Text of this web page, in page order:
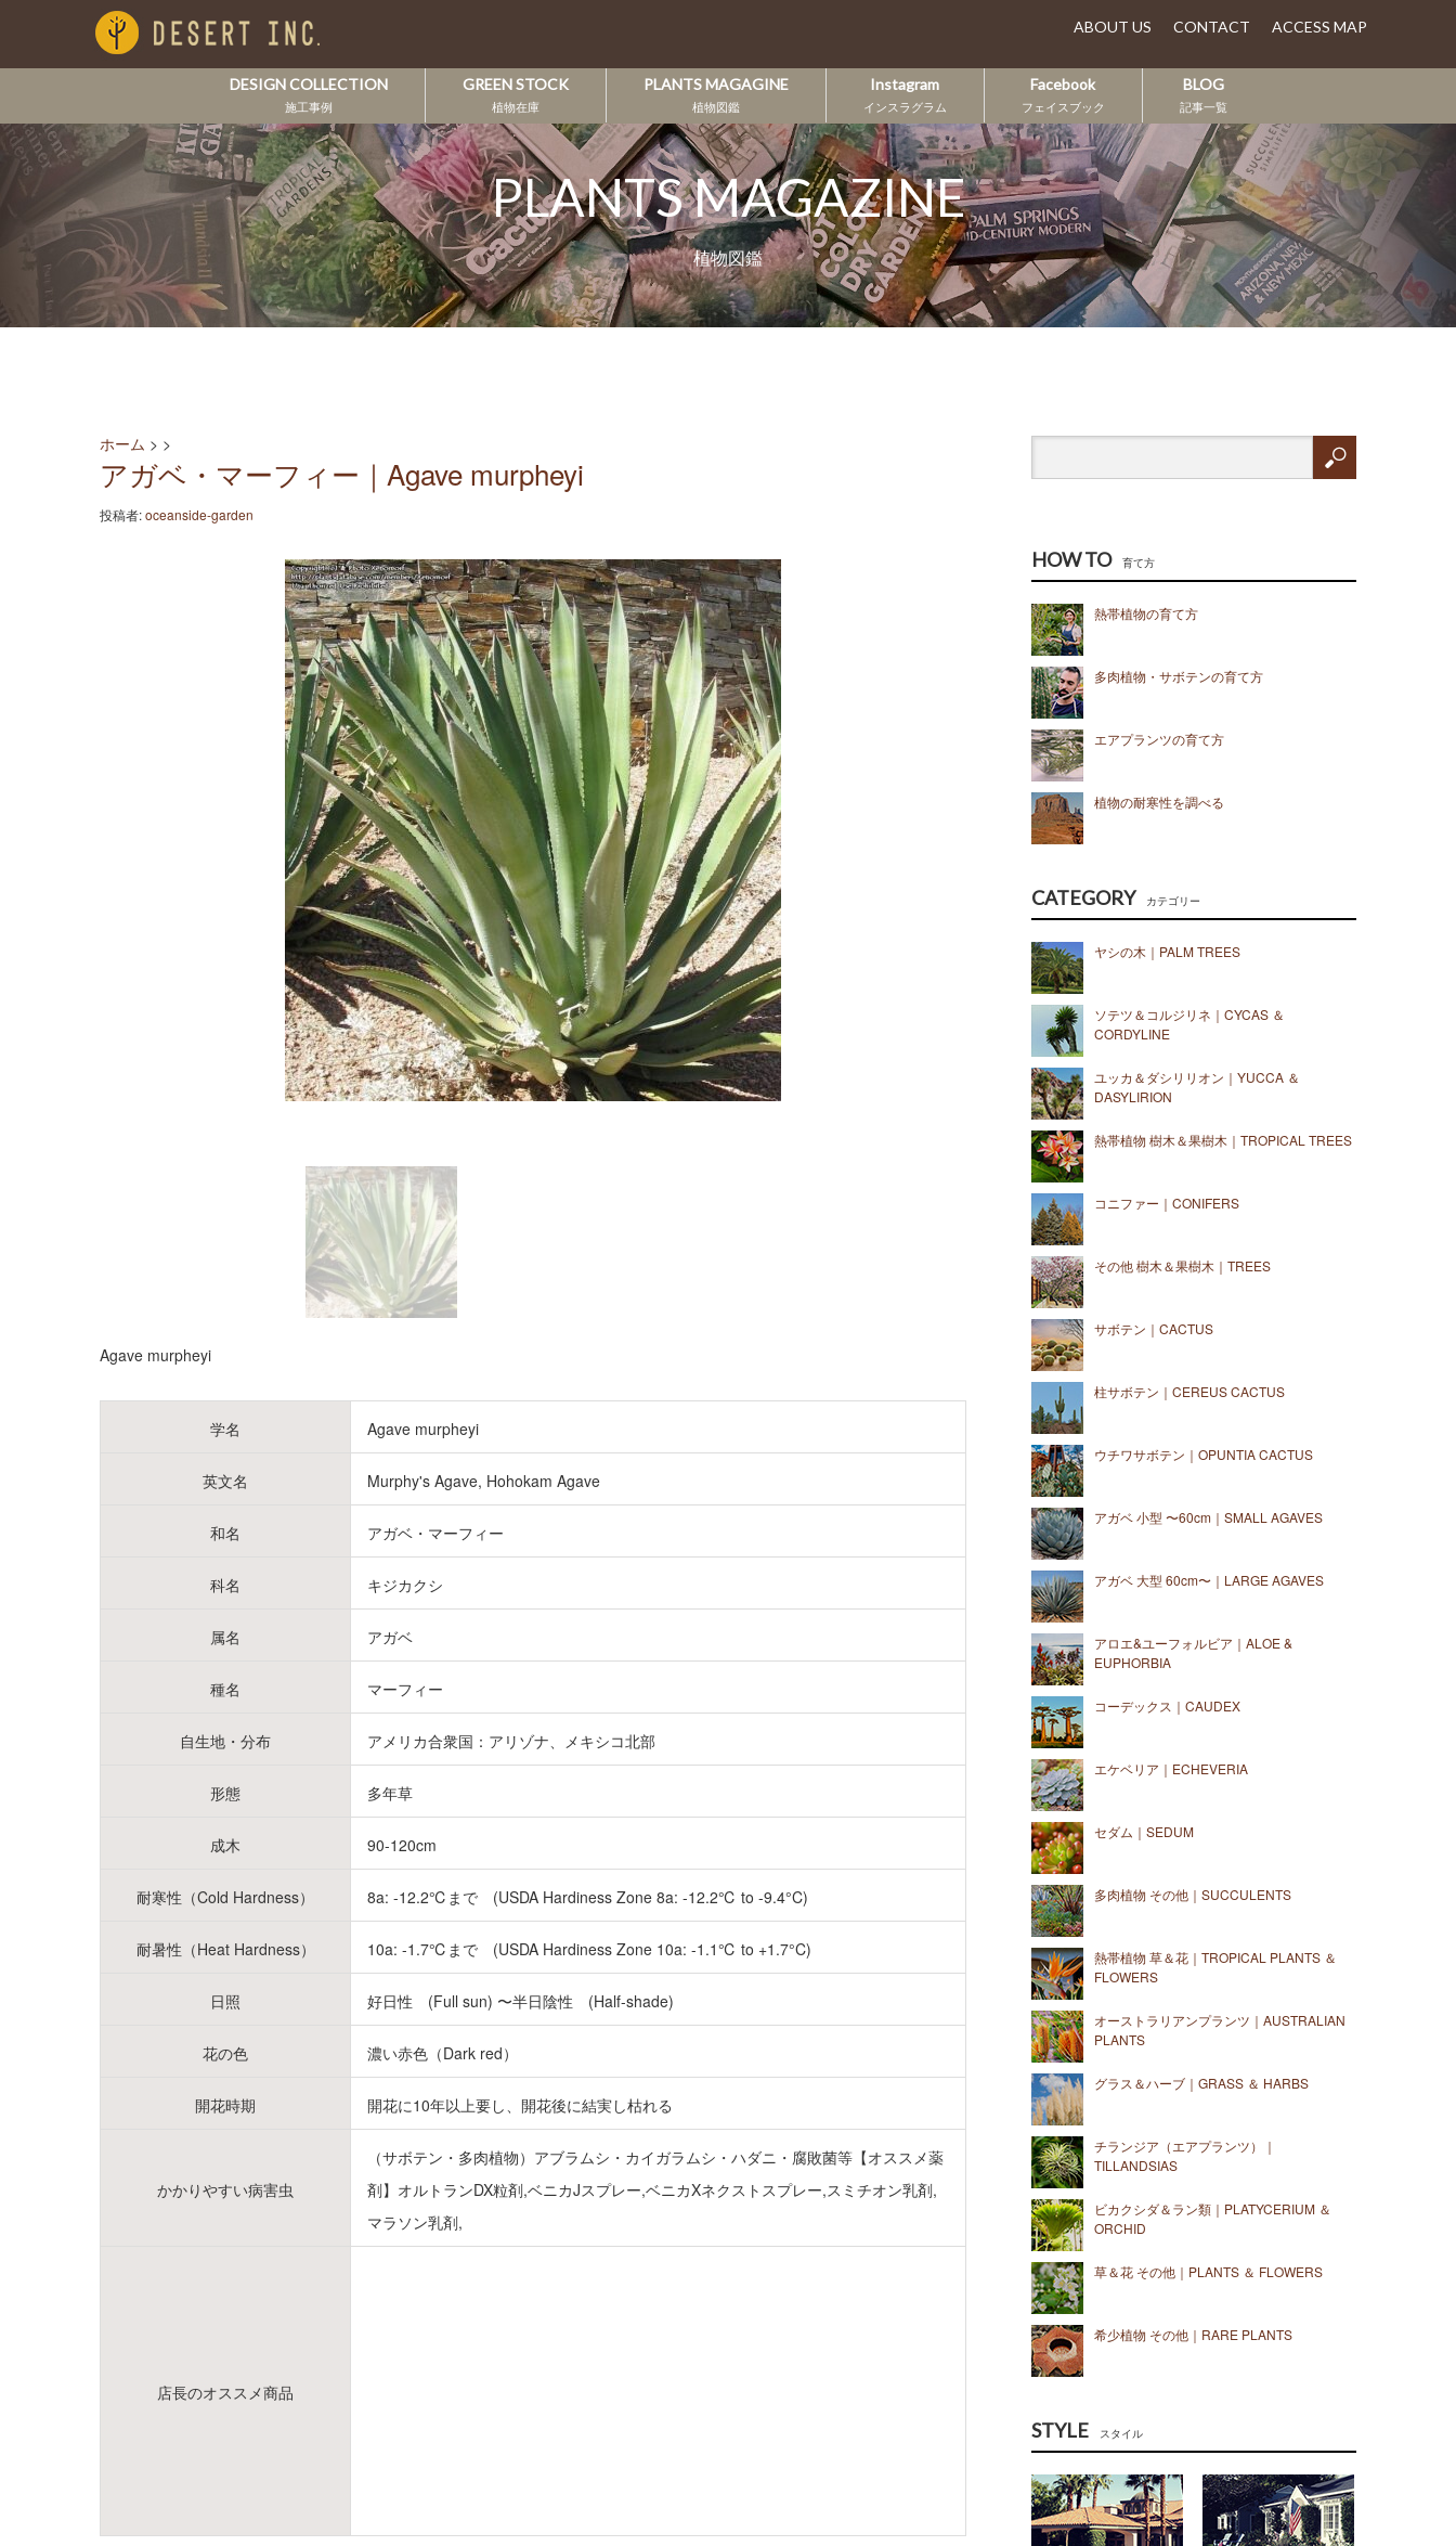
ABOUT US CONTACT ACCESS MAP
DESIGN COLLECTION
施工事例
GREEN STOCK
植物在庫
PLANTS MAGAGINE
植物図鑑
Instagram
インスラグラム
Facebook
フェイスブック
BLOG
記事一覧
PLANTS MAGAZINE
植物図鑑
ホーム > >
アガベ・マーフィー｜Agave murpheyi
投稿者:oceanside-garden
Agave murpheyi
学名 Agave murpheyi
英文名 Murphy's Agave, Hohokam Agave
和名 アガベ・マーフィー
科名 キジカクシ
属名 アガベ
種名 マーフィー
自生地・分布 アメリカ合衆国：アリゾナ、メキシコ北部
形態 多年草
成木 90-120cm
耐寒性（Cold Hardness） 8a: -12.2℃まで (USDA Hardiness Zone 8a: -12.2℃ to -9.4°C)
耐暑性（Heat Hardness） 10a: -1.7℃まで (USDA Hardiness Zone 10a: -1.1℃ to +1.7°C)
日照 好日性 (Full sun) 〜半日陰性 (Half-shade)
花の色 濃い赤色（Dark red）
開花時期 開花に10年以上要し、開花後に結実し枯れる
かかりやすい病害虫
（サボテン・多肉植物）アブラムシ・カイガラムシ・ハダニ・腐敗菌等【オススメ薬
剤】オルトランDX粒剤,ベニカJスプレー,ベニカXネクストスプレー,スミチオン乳剤,
マラソン乳剤,
店長のオススメ商品
HOW TO 育て方
熱帯植物の育て方
多肉植物・サボテンの育て方
エアプランツの育て方
植物の耐寒性を調べる
CATEGORY カテゴリー
ヤシの木｜PALM TREES
ソテツ＆コルジリネ｜CYCAS ＆
CORDYLINE
ユッカ＆ダシリリオン｜YUCCA ＆
DASYLIRION
熱帯植物 樹木＆果樹木｜TROPICAL TREES
コニファー｜CONIFERS
その他 樹木＆果樹木｜TREES
サボテン｜CACTUS
柱サボテン｜CEREUS CACTUS
ウチワサボテン｜OPUNTIA CACTUS
アガベ 小型 〜60cm｜SMALL AGAVES
アガベ 大型 60cm〜｜LARGE AGAVES
アロエ&ユーフォルビア｜ALOE &
EUPHORBIA
コーデックス｜CAUDEX
エケベリア｜ECHEVERIA
セダム｜SEDUM
多肉植物 その他｜SUCCULENTS
熱帯植物 草＆花｜TROPICAL PLANTS ＆
FLOWERS
オーストラリアンプランツ｜AUSTRALIAN
PLANTS
グラス＆ハーブ｜GRASS ＆ HARBS
チランジア（エアプランツ）｜
TILLANDSIAS
ビカクシダ＆ラン類｜PLATYCERIUM ＆
ORCHID
草＆花 その他｜PLANTS ＆ FLOWERS
希少植物 その他｜RARE PLANTS
STYLE スタイル